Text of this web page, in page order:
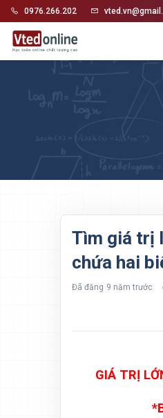
0976.266.202
Tìm giá trị
chứa hai
Đã đăng 9 năm trước
GIÁ TRỊ